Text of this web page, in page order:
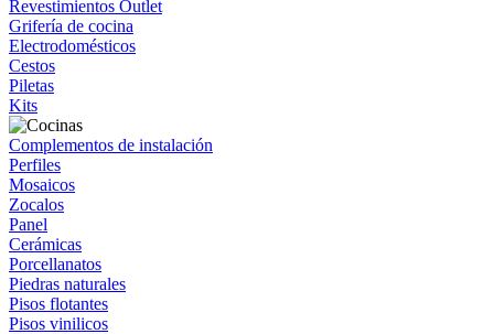
Revestimientos Outlet
Grifería de cocina
Electrodomésticos
Cestos
Piletas
Kits
Complementos de instalación
Perfiles
Mosaicos
Zocalos
Panel
Cerámicas
Porcellanatos
Piedras naturales
Pisos flotantes
Pisos vinilicos